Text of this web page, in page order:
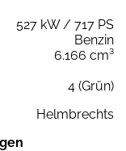
527 kW / 717 PS
Benzin
6.166 cm³
4 (Grün)
Helmbrechts